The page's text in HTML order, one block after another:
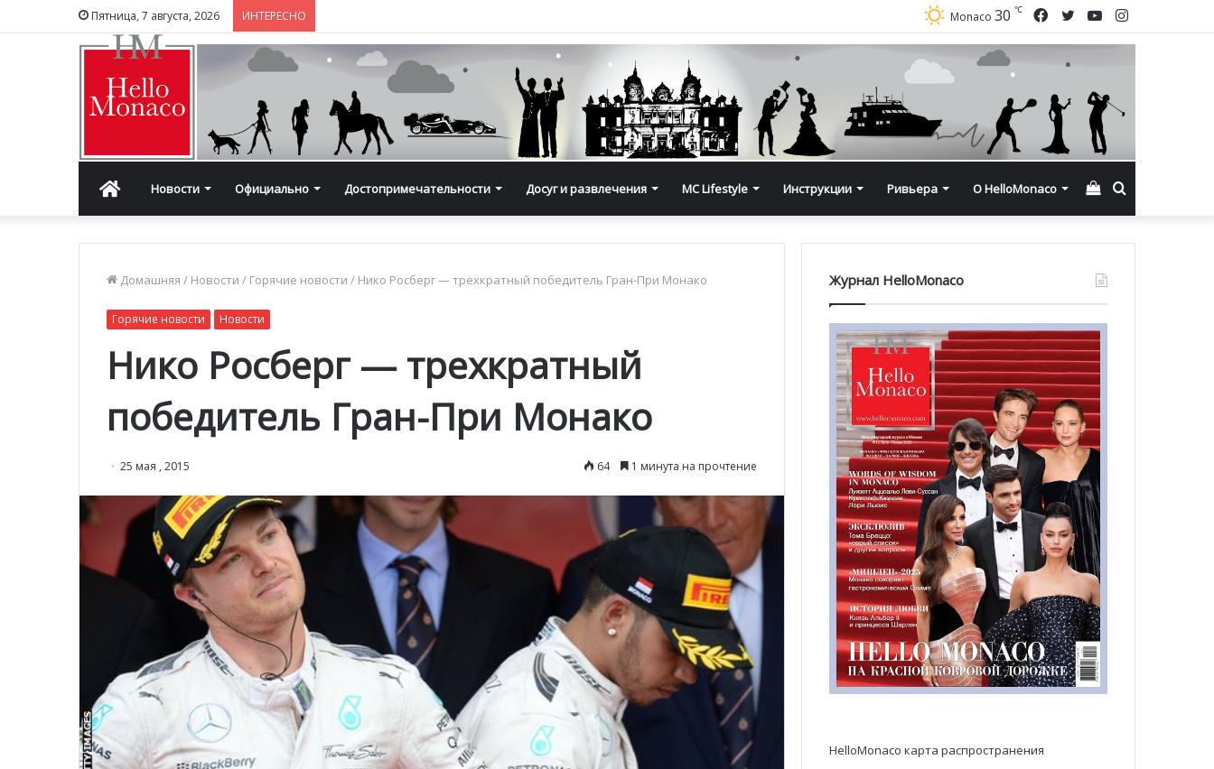
Пятница, 7 августа, 2026 ИНТЕРЕСНО Instagram
YouTube
Twitter
Facebook
Monaco 30 ℃
ГлавнаяНовости Официально Достопримечательности Досуг и развлечения MC Lifestyle Инструкции Ривьера О HelloMonaco Смотреть
корзину
Домашняя / Новости / Горячие новости / Нико Росберг — трехкратный победитель Гран-При Монако
Горячие новости Новости
Нико Росберг — трехкратный
победитель Гран-При Монако
25 мая , 2015 64 1 минута на прочтение
Журнал HelloMonaco
HelloMonaco карта распространения